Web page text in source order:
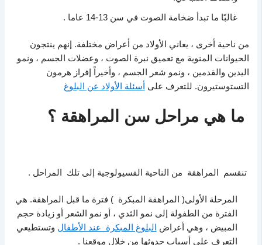
غالبًا ما تبدأ ضخامة الصوت في سن 13-14 عاما .
من ناحية أخرى ، يعاني الأولاد من أعراض مختلفة. إنهم ينتجون
الحيوانات المنوية مع تعميق نبرة الصوت ، وعضلات الجسم ، ونمو
اليدين والقدمين ، ونمو شعر الجسم ، وأخيراً إفراز هرمون
التستوستيرون. للتعرف على
أسئلة الأولاد عن البلوغ
ما هي مراحل سن المراهقة ؟
تنقسم المراهقة من الناحية الفسيولوجية إلى تلك المراحل .
المرحلة الأولى( المراهقة المبكرة ) فترة ما قبل المراهقة. هي
الفترة من الطفولة إلى نمو الثدي ، أو نمو الشعر أو زيادة حجم
المبيض ، وهي أعراض
البلوغ المبكرة عند الأطفال وتستطيعي
التعرف على أسباب حدوثها من خلال موقعنا .